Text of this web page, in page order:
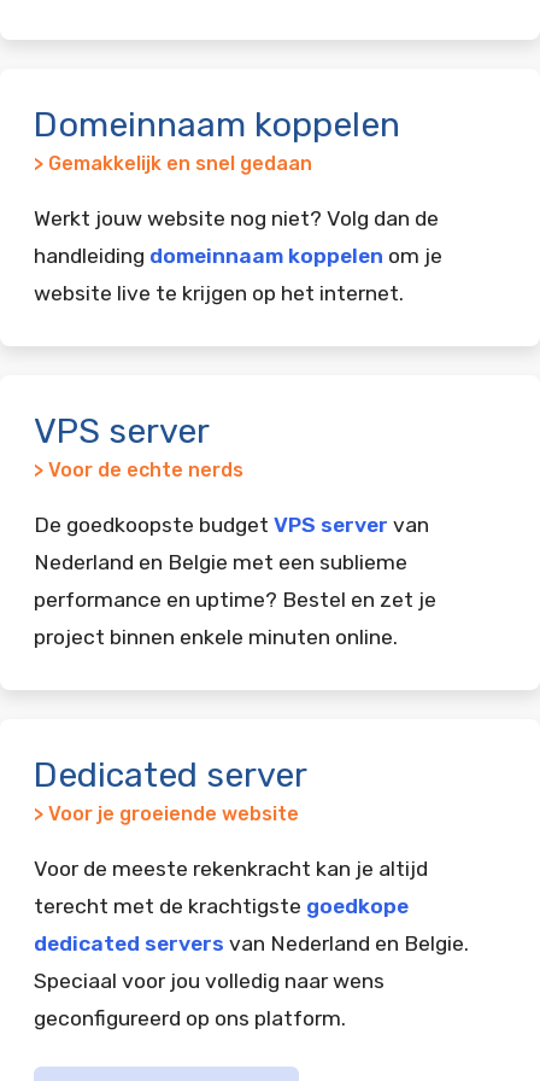
Domeinnaam koppelen
> Gemakkelijk en snel gedaan
Werkt jouw website nog niet? Volg dan de
handleiding domeinnaam koppelen om je
website live te krijgen op het internet.
VPS server
> Voor de echte nerds
De goedkoopste budget VPS server van
Nederland en Belgie met een sublieme
performance en uptime? Bestel en zet je
project binnen enkele minuten online.
Dedicated server
> Voor je groeiende website
Voor de meeste rekenkracht kan je altijd
terecht met de krachtigste goedkope
dedicated servers van Nederland en Belgie.
Speciaal voor jou volledig naar wens
geconfigureerd op ons platform.